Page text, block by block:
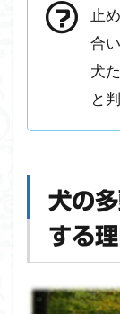
止
合
犬
と
犬の
する